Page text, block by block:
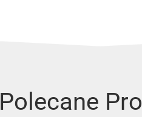
Polecane